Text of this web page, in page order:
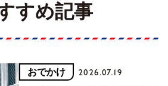
すめ記事
おでかけ 2026.07.19